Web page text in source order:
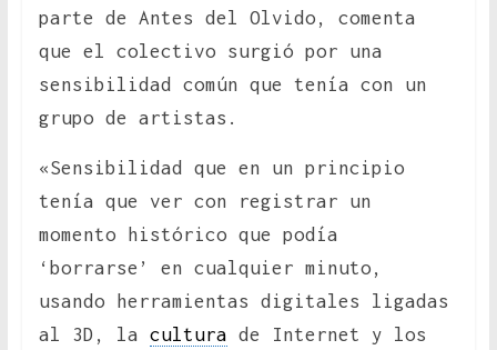
parte de Antes del Olvido, comenta
que el colectivo surgió por una
sensibilidad común que tenía con un
grupo de artistas.
«Sensibilidad que en un principio
tenía que ver con registrar un
momento histórico que podía
‘borrarse’ en cualquier minuto,
usando herramientas digitales ligadas
al 3D, la cultura de Internet y los